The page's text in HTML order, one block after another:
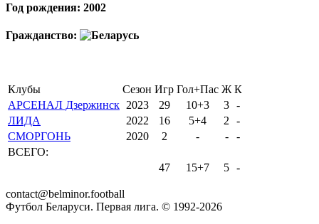
Год рождения: 2002
Гражданство:
Клубы Сезон Игр Гол+Пас Ж К
АРСЕНАЛ Дзержинск 2023 29 10+3 3 -
ЛИДА
2022 16 5+4 2
-
СМОРГОНЬ
2020 2 - -
-
ВСЕГО:
47
15+7 5 -
contact@belminor.football
Футбол Беларуси. Первая лига. © 1992-2026